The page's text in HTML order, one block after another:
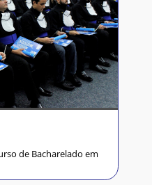
de Bacharelado em